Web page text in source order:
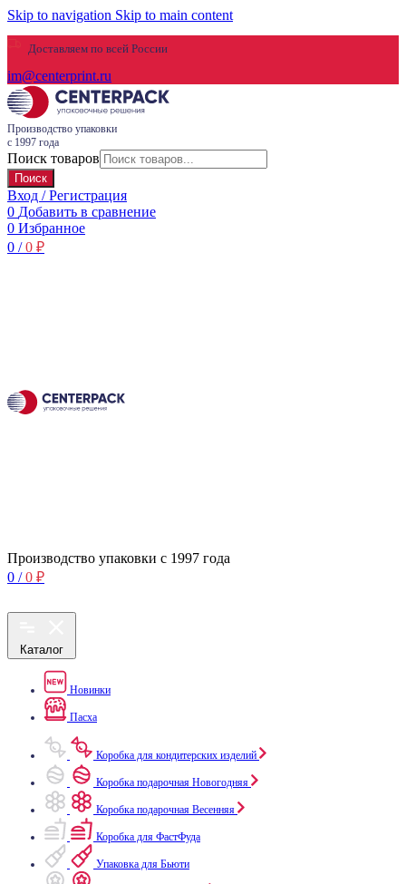
Skip to navigation Skip to main content
Доставляем по всей России
im@centerprint.ru
Производство упаковки
с 1997 года
Поиск товаров
Поиск
Вход / Регистрация
0 Добавить в сравнение
0 Избранное
0 / 0 ₽
Производство упаковки с 1997 года
0 / 0 ₽
Каталог
Новинки
Пасха
Коробка для кондитерских изделий
Коробка подарочная Новогодняя
Коробка подарочная Весенняя
Коробка для ФастФуда
Упаковка для Бьюти